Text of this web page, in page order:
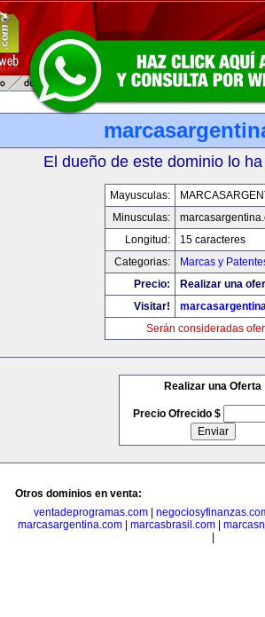
El dueño de este dominio lo
Mayusculas:
Minusculas:
Longitud:
15 caracteres
Categorias:
Marcas y
Precio:
Realizar una
Visitar!
Serán consideradas
Realizar una Oferta
Precio Ofrecido $
Otros dominios en venta:
ventadeprogramas.com|
marcasargentina.com| marcasbrasil.com|